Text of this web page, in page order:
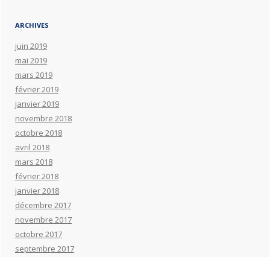
ARCHIVES
juin 2019
mai 2019
mars 2019
février 2019
janvier 2019
novembre 2018
octobre 2018
avril 2018
mars 2018
février 2018
janvier 2018
décembre 2017
novembre 2017
octobre 2017
septembre 2017